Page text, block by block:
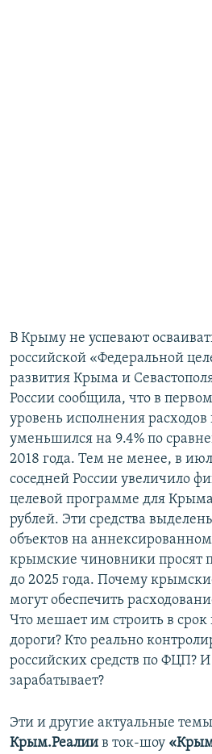
В Крыму не успевают
российской «Федеральной
развития Крыма и
России сообщила, что в
уровень исполнения
уменьшился на 9.4% по
2018 года. Тем не менее, в
соседней России увеличило
целевой программе для
рублей. Эти средства
объектов на
крымские чиновники просят
до 2025 года. Почему
могут обеспечить
Что мешает им строить в
дороги? Кто реально
российских средств по ФЦП?
зарабатывает?
Эти и другие актуальные
Крым.Реалии в ток-шоу